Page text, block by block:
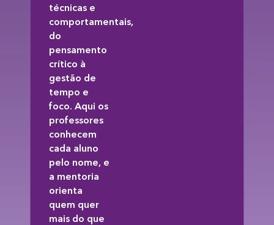
técnicas e
comportamentais,
do
pensamento
crítico à
gestão de
tempo e
foco. Aqui os
professores
conhecem
cada aluno
pelo nome, e
a mentoria
orienta
quem quer
mais do que